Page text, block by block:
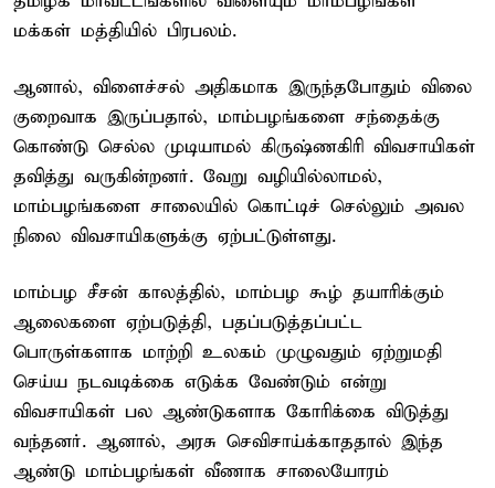
மக்கள் மத்தியில் பிரபலம்.
ஆனால், விளைச்சல் அதிகமாக இருந்தபோதும் விலை
குறைவாக இருப்பதால், மாம்பழங்களை சந்தைக்கு
கொண்டு செல்ல முடியாமல் கிருஷ்ணகிரி விவசாயிகள்
தவித்து வருகின்றனர். வேறு வழியில்லாமல்,
மாம்பழங்களை சாலையில் கொட்டிச் செல்லும் அவல
நிலை விவசாயிகளுக்கு ஏற்பட்டுள்ளது.
மாம்பழ சீசன் காலத்தில், மாம்பழ கூழ் தயாரிக்கும்
ஆலைகளை ஏற்படுத்தி, பதப்படுத்தப்பட்ட
பொருள்களாக மாற்றி உலகம் முழுவதும் ஏற்றுமதி
செய்ய நடவடிக்கை எடுக்க வேண்டும் என்று
விவசாயிகள் பல ஆண்டுகளாக கோரிக்கை விடுத்து
வந்தனர். ஆனால், அரசு செவிசாய்க்காததால் இந்த
ஆண்டு மாம்பழங்கள் வீணாக சாலையோரம்